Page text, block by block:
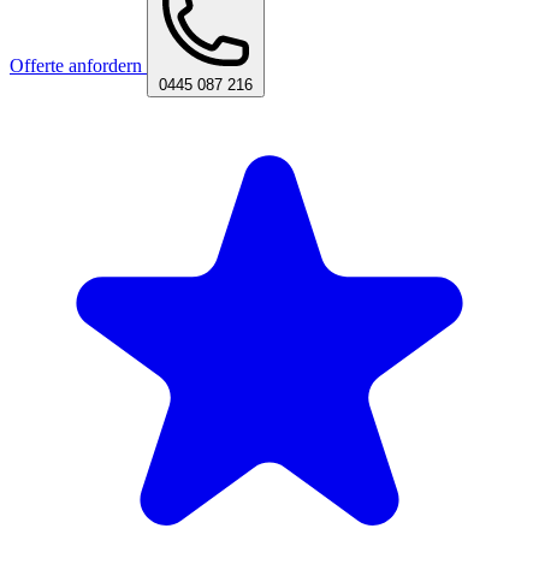
Offerte anfordern
0445 087 216